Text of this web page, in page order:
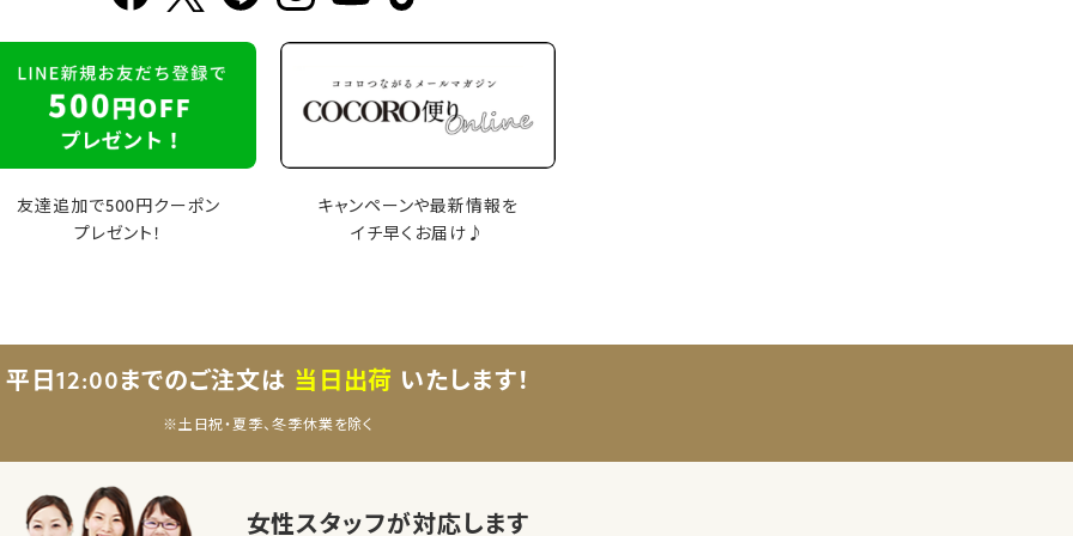
友達追加で500円クーポン
プレゼント！
キャンペーンや最新情報を
イチ早くお届け♪
平日12:00までのご注文は 当日出荷 いたします！
※土日祝・夏季、冬季休業を除く
女性スタッフが対応します